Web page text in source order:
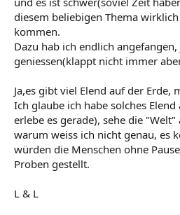
diesem beliebigen Thema
kommen.
Dazu hab ich endlich
geniessen(klappt nicht immer
Ja,es gibt viel Elend auf der Erde,
Ich glaube ich habe solches
erlebe es gerade), sehe die
warum weiss ich nicht genau, es
würden die Menschen ohne
Proben gestellt.
L & L